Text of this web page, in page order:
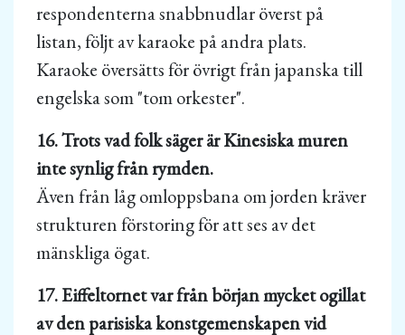
respondenterna snabbnudlar överst på
listan, följt av karaoke på andra plats.
Karaoke översätts för övrigt från japanska till
engelska som "tom orkester".
16. Trots vad folk säger är Kinesiska muren
inte synlig från rymden.
Även från låg omloppsbana om jorden kräver
strukturen förstoring för att ses av det
mänskliga ögat.
17. Eiffeltornet var från början mycket ogillat
av den parisiska konstgemenskapen vid